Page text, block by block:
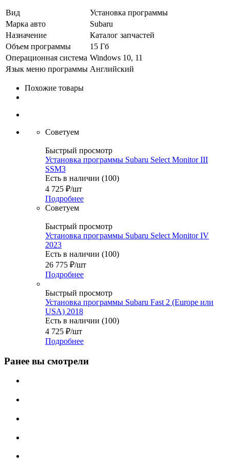
Вид
Установка программы
Марка авто
Subaru
Назначение
Каталог запчастей
Объем программы
15 Гб
Операционная система Windows 10, 11
Язык меню программы Английский
Похожие товары
Советуем
Быстрый просмотр
Установка программы Subaru Select Monitor III
SSM3
Есть в наличии (100)
4 725 ₽/шт
Подробнее
Советуем
Быстрый просмотр
Установка программы Subaru Select Monitor IV
2023
Есть в наличии (100)
26 775 ₽/шт
Подробнее
Быстрый просмотр
Установка программы Subaru Fast 2 (Europe или
USA) 2018
Есть в наличии (100)
4 725 ₽/шт
Подробнее
Ранее вы смотрели